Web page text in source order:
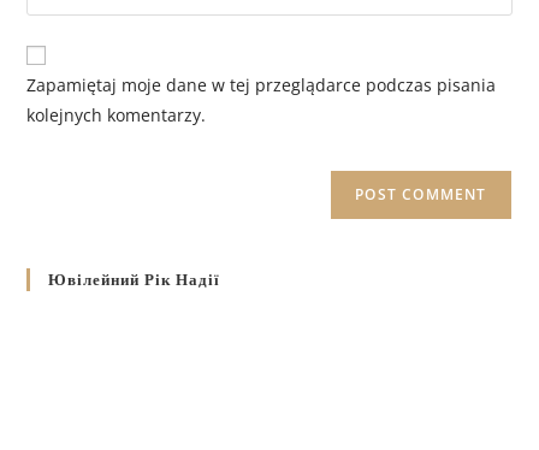
Zapamiętaj moje dane w tej przeglądarce podczas pisania
kolejnych komentarzy.
Ювілейний Рік Надії